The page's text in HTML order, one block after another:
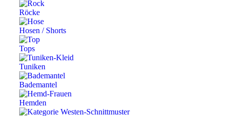
Röcke
Hosen / Shorts
Tops
Tuniken
Bademantel
Hemden